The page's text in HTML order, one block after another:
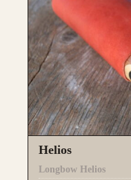
Helios
Longbow Helios